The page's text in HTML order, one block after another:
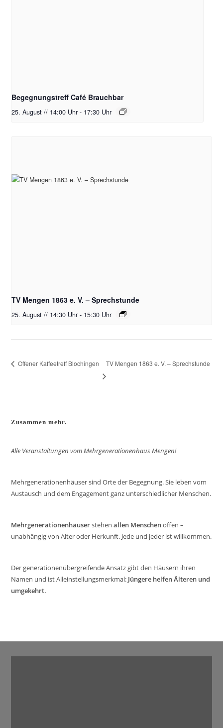
Begegnungstreff Café Brauchbar
25. August // 14:00 Uhr - 17:30 Uhr
TV Mengen 1863 e. V. – Sprechstunde
25. August // 14:30 Uhr - 15:30 Uhr
Offener Kaffeetreff Blochingen TV Mengen 1863 e. V. – Sprechstunde
Zusammen mehr.
Alle Veranstaltungen vom Mehrgenerationenhaus Mengen!
Mehrgenerationenhäuser sind Orte der Begegnung. Sie leben vom
Austausch und dem Engagement ganz unterschiedlicher Menschen.
Mehrgenerationenhäuserstehenallen Menschenoffen –
unabhängig von Alter oder Herkunft. Jede und jeder ist willkommen.
Der generationenübergreifende Ansatz gibt den Häusern ihren
Namen und ist Alleinstellungsmerkmal: Jüngere helfen Älteren und
umgekehrt.